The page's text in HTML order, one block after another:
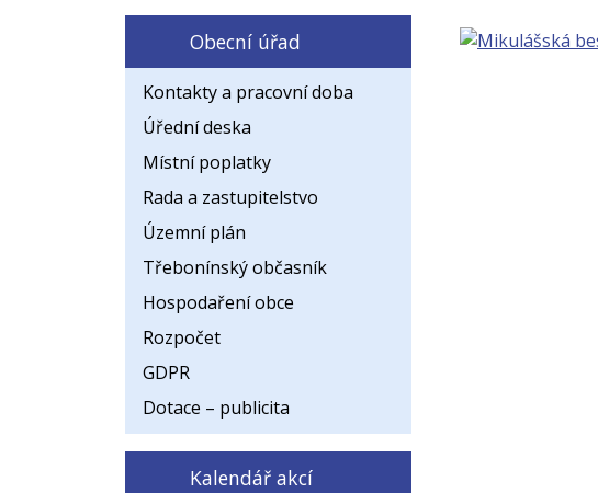
Obecní úřad
Kontakty a pracovní doba
Úřední deska
Místní poplatky
Rada a zastupitelstvo
Územní plán
Třebonínský občasník
Hospodaření obce
Rozpočet
GDPR
Dotace – publicita
Kalendář akcí